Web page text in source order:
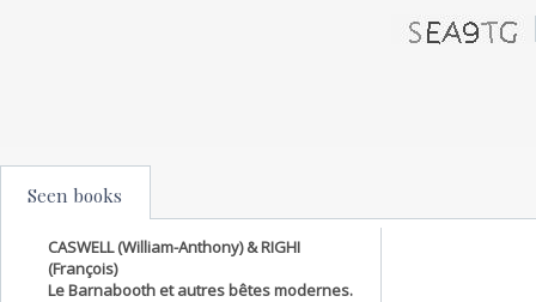
Seen books
CASWELL (William-Anthony) & RIGHI
(François)
Le Barnabooth et autres bêtes modernes.